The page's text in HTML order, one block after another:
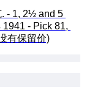
- 1, 2½ and 5
1941 - Pick 81,
有保留价)